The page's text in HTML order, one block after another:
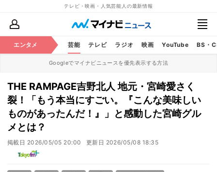
テレビ・映画・人気芸能人の最新情報
エンタメ 芸能 テレビ ラジオ 映画 YouTube BS・
Googleでマイナビニュースを優先表示する方法
THE RAMPAGE吉野北人 地元・宮崎愛さく
裂！「もう本当にすごい。『こんな美味しい
ものがあったんだ！』」と感動した宮崎グル
メとは？
掲載日 2026/05/05 20:00 更新日 2026/05/08 18:35